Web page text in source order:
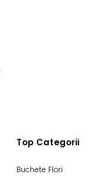
Top Categorii
Buchete Flori